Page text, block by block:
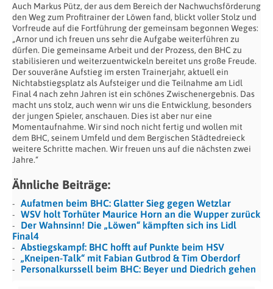
Auch Markus Pütz, der aus dem Bereich der Nachwuchsförderung
den Weg zum Profitrainer der Löwen fand, blickt voller Stolz und
Vorfreude auf die Fortführung der gemeinsam begonnen Weges:
„Arnor und ich freuen uns sehr die Aufgabe weiterführen zu
dürfen. Die gemeinsame Arbeit und der Prozess, den BHC zu
stabilisieren und weiterzuentwickeln bereitet uns große Freude.
Der souveräne Aufstieg im ersten Trainerjahr, aktuell ein
Nichtabstiegsplatz als Aufsteiger und die Teilnahme am Lidl
Final 4 nach zehn Jahren ist ein schönes Zwischenergebnis. Das
macht uns stolz, auch wenn wir uns die Entwicklung, besonders
der jungen Spieler, anschauen. Dies ist aber nur eine
Momentaufnahme. Wir sind noch nicht fertig und wollen mit
dem BHC, seinem Umfeld und dem Bergischen Städtedreieck
weitere Schritte machen. Wir freuen uns auf die nächsten zwei
Jahre.“
Ähnliche Beiträge:
Aufatmen beim BHC: Glatter Sieg gegen Wetzlar
WSV holt Torhüter Maurice Horn an die Wupper zurück
Der Wahnsinn! Die „Löwen“ kämpften sich ins Lidl
Final4
Abstiegskampf: BHC hofft auf Punkte beim HSV
„Kneipen-Talk“ mit Fabian Gutbrod & Tim Oberdorf
Personalkurssell beim BHC: Beyer und Diedrich gehen